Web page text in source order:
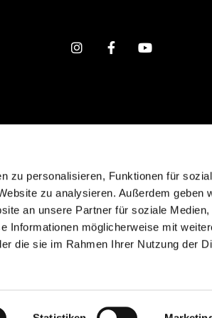
zu personalisieren, Funktionen für
zu analysieren. Außerdem geben
an unsere Partner für soziale Medien,
Informationen möglicherweise mit
die sie im Rahmen Ihrer Nutzung der
ChurchDesk-